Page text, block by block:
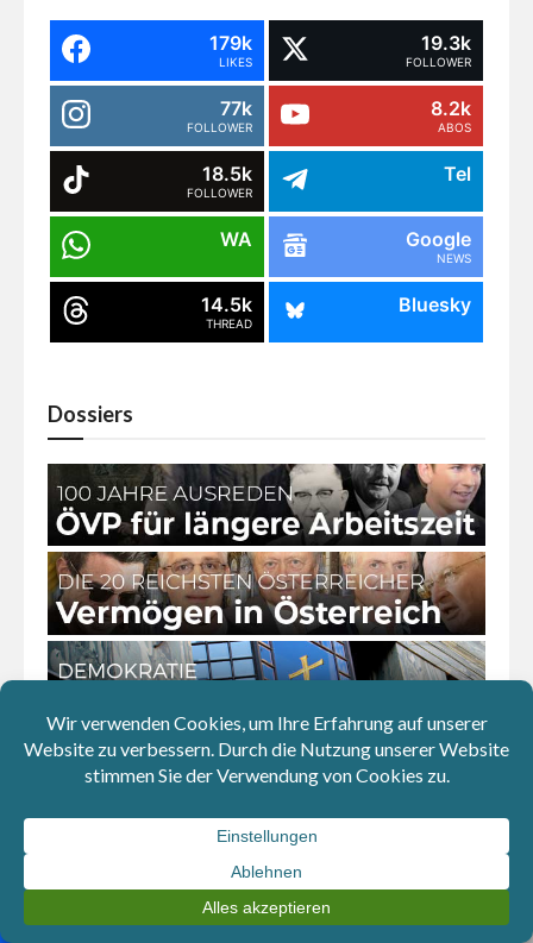
179k
LIKES
19.3k
FOLLOWER
77k
FOLLOWER
8.2k
ABOS
18.5k
FOLLOWER
Tel
WA Google
NEWS
14.5k
THREAD
Bluesky
Dossiers